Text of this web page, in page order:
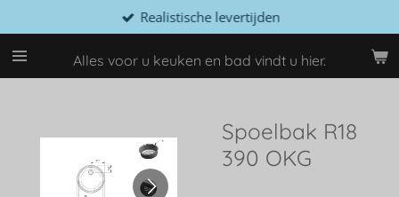
direct
naar
de
Alles voor u keuken en bad vindt u hier.
Realistische levertijden
Spoelbak R18
390 OKG